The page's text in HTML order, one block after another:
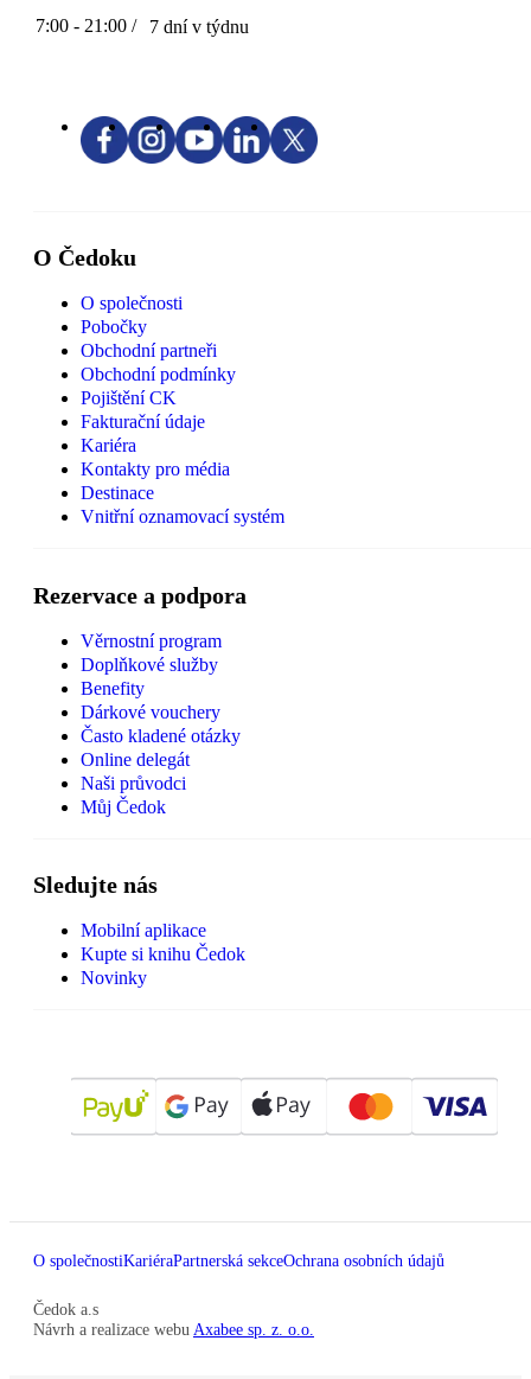
7:00 - 21:00 / 7 dní v týdnu
O Čedoku
O společnosti
Pobočky
Obchodní partneři
Obchodní podmínky
Pojištění CK
Fakturační údaje
Kariéra
Kontakty pro média
Destinace
Vnitřní oznamovací systém
Rezervace a podpora
Věrnostní program
Doplňkové služby
Benefity
Dárkové vouchery
Často kladené otázky
Online delegát
Naši průvodci
Můj Čedok
Sledujte nás
Mobilní aplikace
Kupte si knihu Čedok
Novinky
O společnostiKariéraPartnerská sekceOchrana osobních údajů
Čedok a.s
Návrh a realizace webu Axabee sp. z. o.o.